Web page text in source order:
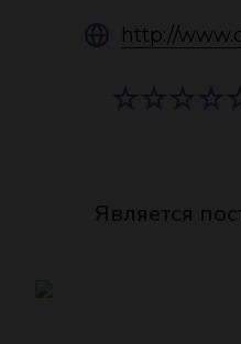
http://
Является